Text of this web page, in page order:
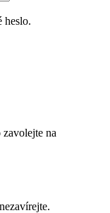
heslo.
zavolejte na